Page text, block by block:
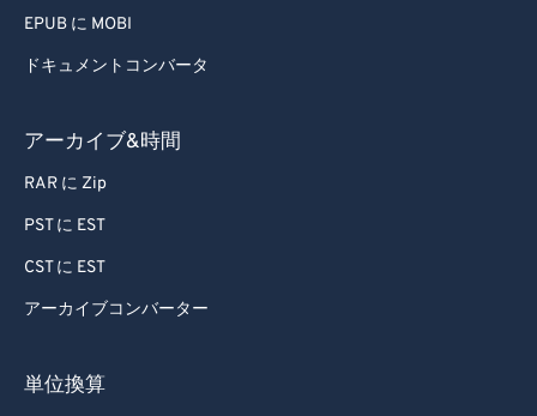
EPUB に MOBI
ドキュメントコンバータ
アーカイブ&時間
RAR に Zip
PST に EST
CST に EST
アーカイブコンバーター
単位換算